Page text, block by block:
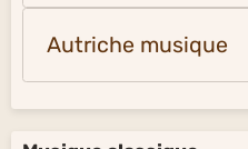
Autriche musique